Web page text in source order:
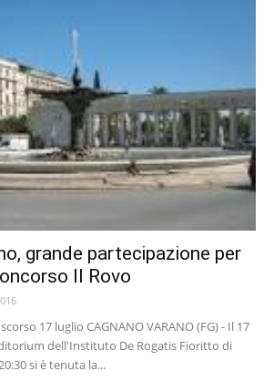
grande partecipazione per
Il Rovo
17 luglio CAGNANO VARANO (FG) - Il 17
dell'Instituto De Rogatis Fioritto di
si è tenuta la...